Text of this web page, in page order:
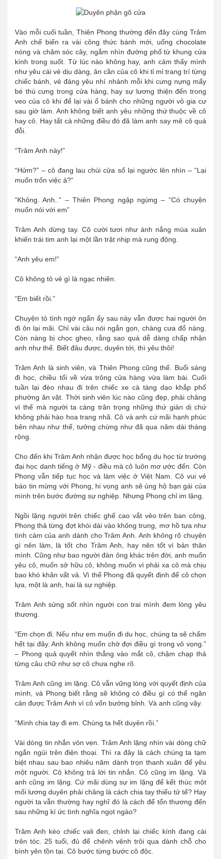
Vào mỗi cuối tuần, Thiên Phong thường đến đây cùng Trâm
Anh chế biến ra vài công thức bánh mới, uống chocolate
nóng và chăm sóc cây, ngắm nhìn đường phố từ khung cửa
kính trong suốt. Từ lúc nào không hay, anh cảm thấy mình
như yêu cái vẻ dịu dàng, ân cần của cô khi tỉ mỉ trang trí từng
chiếc bánh, vẻ đáng yêu nhí nhảnh mỗi khi cưng nựng mấy
bé thú cưng trong cửa hàng, hay sự lương thiện đến trong
veo của cô khi để lại vài ổ bánh cho những người vô gia cư
sau giờ làm. Anh không biết anh yêu những thứ thuộc về cô
hay cô. Hay tất cả những điều đó đã làm anh say mê cô quá
đỗi.
“Trâm Anh này!”
“Hửm?” – cô đang lau chùi cửa sổ lại ngước lên nhìn – “Lại
muốn trốn việc à?”
“Không. Anh..” – Thiên Phong ngập ngừng – “Có chuyện
muốn nói với em”
Trâm Anh dừng tay. Cô cười tươi như ánh nắng mùa xuân
khiến trái tim anh lại một lần trật nhịp mà rung động.
“Anh yêu em!”
Cô không tỏ vẻ gì là ngạc nhiên.
“Em biết rồi.”
Chuyện tỏ tình ngớ ngẩn ấy sau này vẫn được hai người ôn
đi ôn lại mãi. Chỉ vài câu nói ngắn gọn, chàng cưa đổ nàng.
Còn nàng bị chọc ghẹo, rằng sao quá dễ dàng chấp nhận
anh như thế. Biết đâu được, duyên tới, thì yêu thôi!
Trâm Anh là sinh viên, và Thiên Phong cũng thế. Buổi sáng
đi học, chiều tối về vừa trông cửa hàng vừa làm bài. Cuối
tuần lại đèo nhau đi trên chiếc xe cà tàng dạo khắp phố
phường ăn vặt. Thời sinh viên lúc nào cũng đẹp, phải chăng
vì thế mà người ta càng trân trọng những thứ giản dị chứ
không phải hào hoa trang nhã. Cô và anh cứ mãi hạnh phúc
bên nhau như thế, tưởng chừng như đã qua năm dài tháng
rộng.
Cho đến khi Trâm Anh nhận được học bổng du học từ trường
đại học danh tiếng ở Mỹ - điều mà cô luôn mơ ước đến. Còn
Phong vẫn tiếp tục học và làm việc ở Việt Nam. Cô vui vẻ
báo tin mừng với Phong, hi vọng anh sẽ ủng hộ bạn gái của
mình trên bước đường sự nghiệp. Nhưng Phong chỉ im lặng.
Ngồi lặng người trên chiếc ghế cao vắt vẻo trên ban công,
Phong thả từng đợt khói dài vào không trung, mơ hồ tựa như
tình cảm của anh dành cho Trâm Anh. Anh không rõ chuyện
gì nên làm, là tốt cho Trâm Anh, hay nên tốt vì bản thân
mình. Cũng như bao người đàn ông khác trên đời, anh muốn
yêu cô, muốn sở hữu cô, không muốn vì phải xa cô mà chịu
bao khó khăn vất vả. Vì thế Phong đã quyết định để cô chọn
lựa, một là anh, hai là sự nghiệp.
Trâm Anh sửng sốt nhìn người con trai mình đem lòng yêu
thương.
“Em chọn đi. Nếu như em muốn đi du học, chúng ta sẽ chấm
hết tại đây. Anh không muốn chờ đợi điều gì trong vô vọng.”
– Phong quả quyết nhìn thẳng vào mắt cô, chậm chạp thả
từng câu chữ như sợ cô chưa nghe rõ.
Trâm Anh cũng im lặng. Cô vẫn vững lòng với quyết định của
mình, và Phong biết rằng sẽ không có điều gì có thể ngăn
cản được Trâm Anh vì cô vốn bướng bỉnh. Và anh cũng vậy.
“Mình chia tay đi em. Chúng ta hết duyên rồi.”
Vài dòng tin nhắn vỏn vẹn. Trâm Anh lặng nhìn vài dòng chữ
ngắn ngủi trên điện thoại. Thì ra đây là cách chúng ta tạm
biệt nhau sau bao nhiêu năm dành trọn thanh xuân để yêu
một người. Cô không trả lời tin nhắn. Cô cũng im lặng. Và
anh cũng im lặng. Cứ mãi dùng sự im lặng để kết thúc một
mối lương duyên phải chăng là cách chia tay thiếu tử tế? Hay
người ta vẫn thường hay nghĩ đó là cách để tổn thương đến
sau những kí ức tình nghĩa ngọt ngào?
Trâm Anh kéo chiếc vali đen, chỉnh lại chiếc kính đang cài
trên tóc. 25 tuổi, đủ để chênh vênh trôi qua dành chỗ cho
bình yên tồn tại. Cô bước từng bước cô độc.